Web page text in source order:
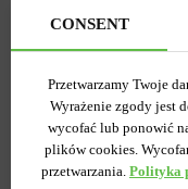
02.12.2022
Te kwiaty świeczki
wybieram. Kupiłam u
Połączyłam ich z
nasion, zostałam
proces. Dlatego radzę
CONSENT
Przetwarzamy Twoje
Wyrażenie zgody jest
wycofać lub ponowić
plików cookies.
przetwarzania. Polityka